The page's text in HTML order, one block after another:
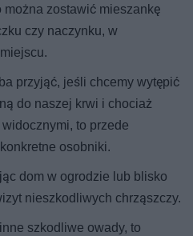
można zostawić mieszankę
czy naczynku, w
przyjąć, jeśli chcemy wytępić
do naszej krwi i chociaż
to przede
osobniki.
dom w ogrodzie lub blisko
nieszkodliwych chrząszczy.
szkodliwe owady, to